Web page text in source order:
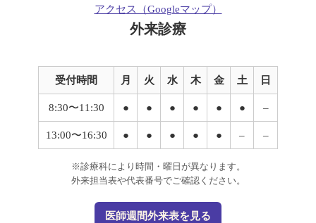
アクセス（Googleマップ）
外来診療
受付時間 月 火 水 木 金 土 日
8:30〜11:30 ● ● ● ● ● ● –
13:00〜16:30 ● ● ● ● ● – –
※診療科により時間・曜日が異なります。
外来担当表や代表番号でご確認ください。
医師週間外来表を見る